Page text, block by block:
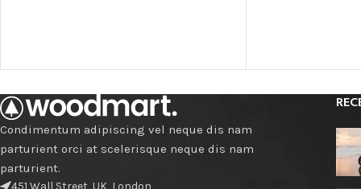
Condimentum adipiscing vel neque dis nam
parturient orci at scelerisque neque dis nam
parturient.
451 Wall Street, UK, London